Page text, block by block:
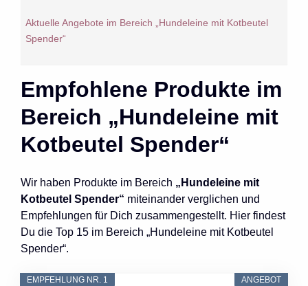
Aktuelle Angebote im Bereich „Hundeleine mit Kotbeutel
Spender“
Empfohlene Produkte im
Bereich „Hundeleine mit
Kotbeutel Spender“
Wir haben Produkte im Bereich „Hundeleine mit
Kotbeutel Spender“ miteinander verglichen und
Empfehlungen für Dich zusammengestellt. Hier findest
Du die Top 15 im Bereich „Hundeleine mit Kotbeutel
Spender“.
ANGEBOT
EMPFEHLUNG NR. 1